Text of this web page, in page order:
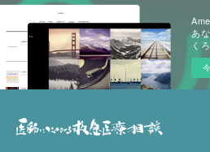
あ
く